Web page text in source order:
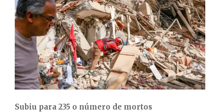
E
N
U
Subiu para 235 o número de mortos